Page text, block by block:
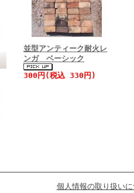
並型アンティーク耐火レ
ンガ ベーシック
300円(税込 330円)
個人情報の取り扱い